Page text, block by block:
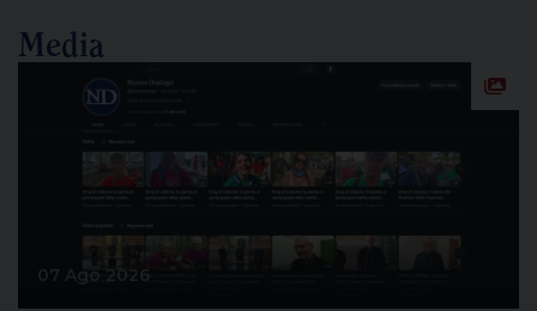
Media